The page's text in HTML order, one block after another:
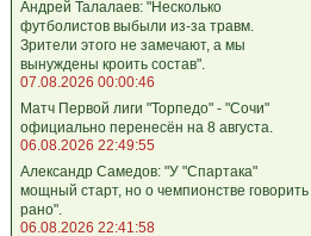
Андрей Талалаев: "Несколько
футболистов выбыли из-за травм.
Зрители этого не замечают, а мы
вынуждены кроить состав".
07.08.2026 00:00:46
Матч Первой лиги "Торпедо" - "Сочи"
официально перенесён на 8 августа.
06.08.2026 22:49:55
Александр Самедов: "У "Спартака"
мощный старт, но о чемпионстве говорить
рано".
06.08.2026 22:41:58